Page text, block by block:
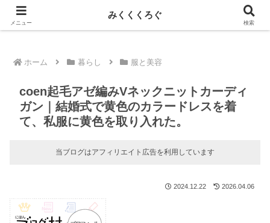
新しい記事はnoteに投稿しています！
ホーム 暮らし 服と美容
coen起毛アゼ編みVネックニットカーディ
ガン｜結婚式で黄色のカラードレスを着
て、私服に黄色を取り入れた。
当ブログはアフィリエイト広告を利用しています
2024.12.22 2026.04.06
メニュー
みくくくろぐ
検索